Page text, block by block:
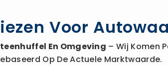
Voor
En Omgeving – Wij Komen
Op De Actuele Marktwaarde.